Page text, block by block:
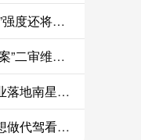
一对一配资网 超强台风“白海豚”强度还将有所增强 未来5天对我国海区无影响
要配资 陕西西乡“公公强奸儿媳案”二审维持原判：儿媳被鉴定为精神发育迟滞，公公被判4年，坚称儿媳系自愿，已申请再审请求改判无罪
壹策略 全省首家光量子计算企业落地南星，这波“光速”服务拿下“MVP”
壹策略 代驾司机的基本要求，想做代驾看这里